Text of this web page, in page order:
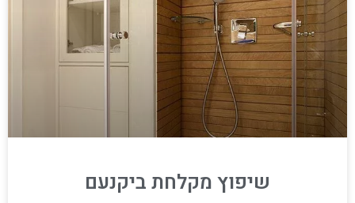
שיפוץ מקלחת ביקנעם